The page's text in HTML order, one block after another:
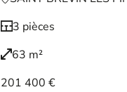
3 pièces
63 m²
201 400 €